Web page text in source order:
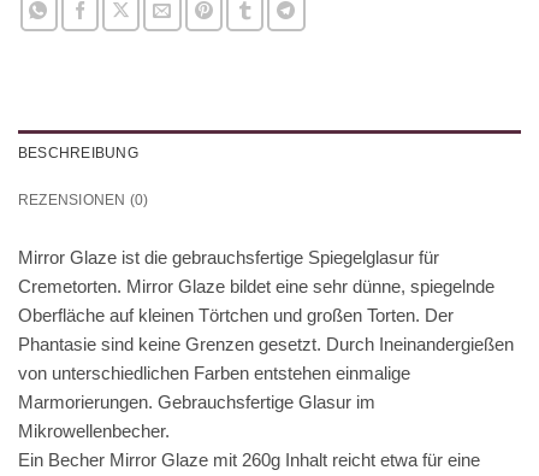
BESCHREIBUNG
REZENSIONEN (0)
Mirror Glaze ist die gebrauchsfertige Spiegelglasur für
Cremetorten. Mirror Glaze bildet eine sehr dünne, spiegelnde
Oberfläche auf kleinen Törtchen und großen Torten. Der
Phantasie sind keine Grenzen gesetzt. Durch Ineinandergießen
von unterschiedlichen Farben entstehen einmalige
Marmorierungen. Gebrauchsfertige Glasur im
Mikrowellenbecher.
Ein Becher Mirror Glaze mit 260g Inhalt reicht etwa für eine